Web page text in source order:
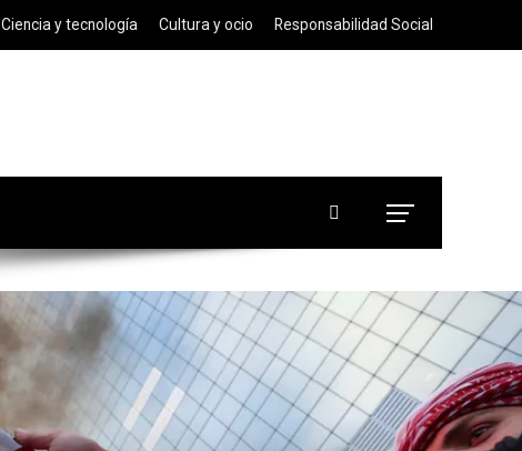
Ciencia y tecnología Cultura y ocio Responsabilidad Social